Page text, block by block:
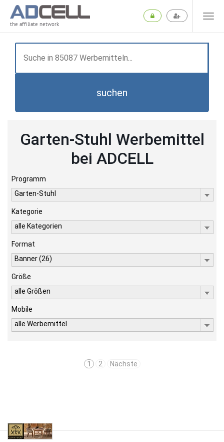
the affiliate network
suchen
Garten-Stuhl Werbemittel
bei ADCELL
Programm
Garten-Stuhl
Kategorie
alle Kategorien
Format
Banner (26)
Größe
alle Größen
Mobile
alle Werbemittel
1 2 Nächste